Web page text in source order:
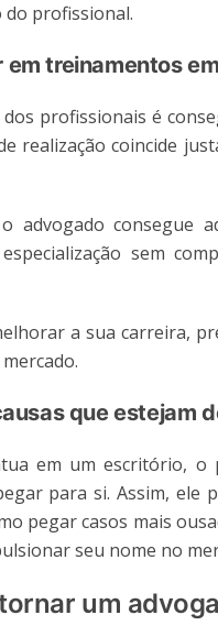
do profissional.
treinamentos
dos profissionais é
realização coincide
advogado consegue
sem
a sua carreira,
que estejam
em um escritório,
para si. Assim, ele
pegar casos mais
seu nome no
um